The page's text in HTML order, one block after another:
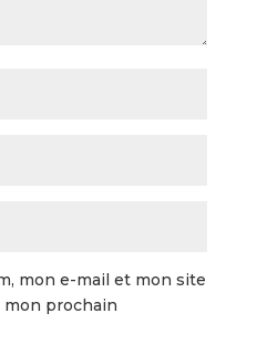
mon e-mail et mon site
mon prochain